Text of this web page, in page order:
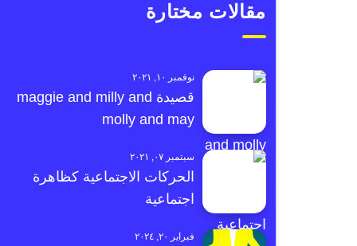
مقالات مختارة
نوفمبر ١٠, ٢٠٢١
قصيدة maggie and milly and
molly and may
سبتمبر ٠٧, ٢٠٢١
الحركات الاجتماعية كظاهرة
اجتماعية
فبراير ٢٠, ٢٠٢٤